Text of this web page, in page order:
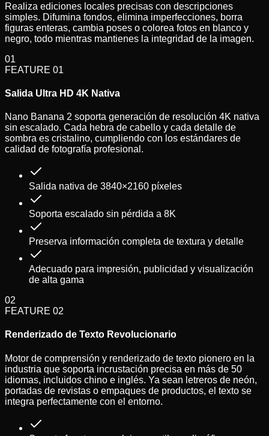
Realiza ediciones locales precisas con descripciones
simples. Difumina fondos, elimina imperfecciones, borra
figuras enteras, cambia poses o colorea fotos en blanco y
negro, todo mientras mantienes la integridad de la imagen.
01
FEATURE 01
Salida Ultra HD 4K Nativa
Nano Banana 2 soporta generación de resolución 4K nativa
sin escalado. Cada hebra de cabello y cada detalle de
sombra es cristalino, cumpliendo con los estándares de
calidad de fotografía profesional.
Salida nativa de 3840×2160 píxeles
Soporta escalado sin pérdida a 8K
Preserva información completa de textura y detalle
Adecuado para impresión, publicidad y visualización
de alta gama
02
FEATURE 02
Renderizado de Texto Revolucionario
Motor de comprensión y renderizado de texto pionero en la
industria que soporta incrustación precisa en más de 50
idiomas, incluidos chino e inglés. Ya sean letreros de neón,
portadas de revistas o empaques de productos, el texto se
integra perfectamente con el entorno.